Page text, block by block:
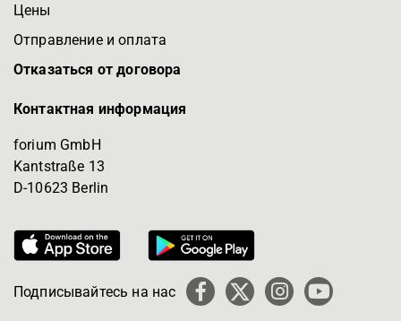
Цены
Отправление и оплата
Отказаться от договора
Контактная информация
forium GmbH
Kantstraße 13
D-10623 Berlin
Подписывайтесь на нас Facebook
X
Instagram